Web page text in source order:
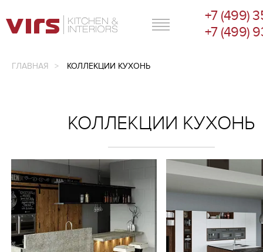
ГЛАВНОЕ МЕНЮ
+7 (499)
+7 (499)
ГЛАВНАЯ КОЛЛЕКЦИИ КУХОНЬ
КОЛЛЕКЦИИ КУХОНЬ